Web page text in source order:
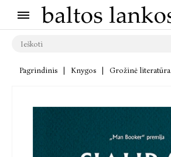
Pagrindinis Knygos Grožinė literatūra